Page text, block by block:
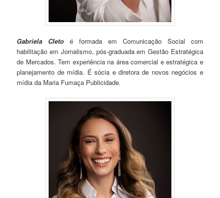
Gabriela Cleto é formada em Comunicação Social com
habilitação em Jornalismo, pós-graduada em Gestão Estratégica
de Mercados. Tem experiência na área comercial e estratégica e
planejamento de mídia. É sócia e diretora de novos negócios e
mídia da Maria Fumaça Publicidade.